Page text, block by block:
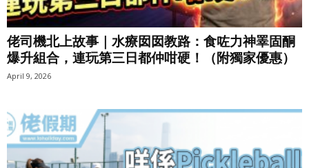
佬司機北上故事｜水療囡囡教路：食咗力神睪固酮
爆升組合，連玩第三日都仲咁硬！（附獨家優惠）
April 9, 2026